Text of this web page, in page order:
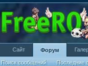
Сайт Форум
Поиск сообщений Последние